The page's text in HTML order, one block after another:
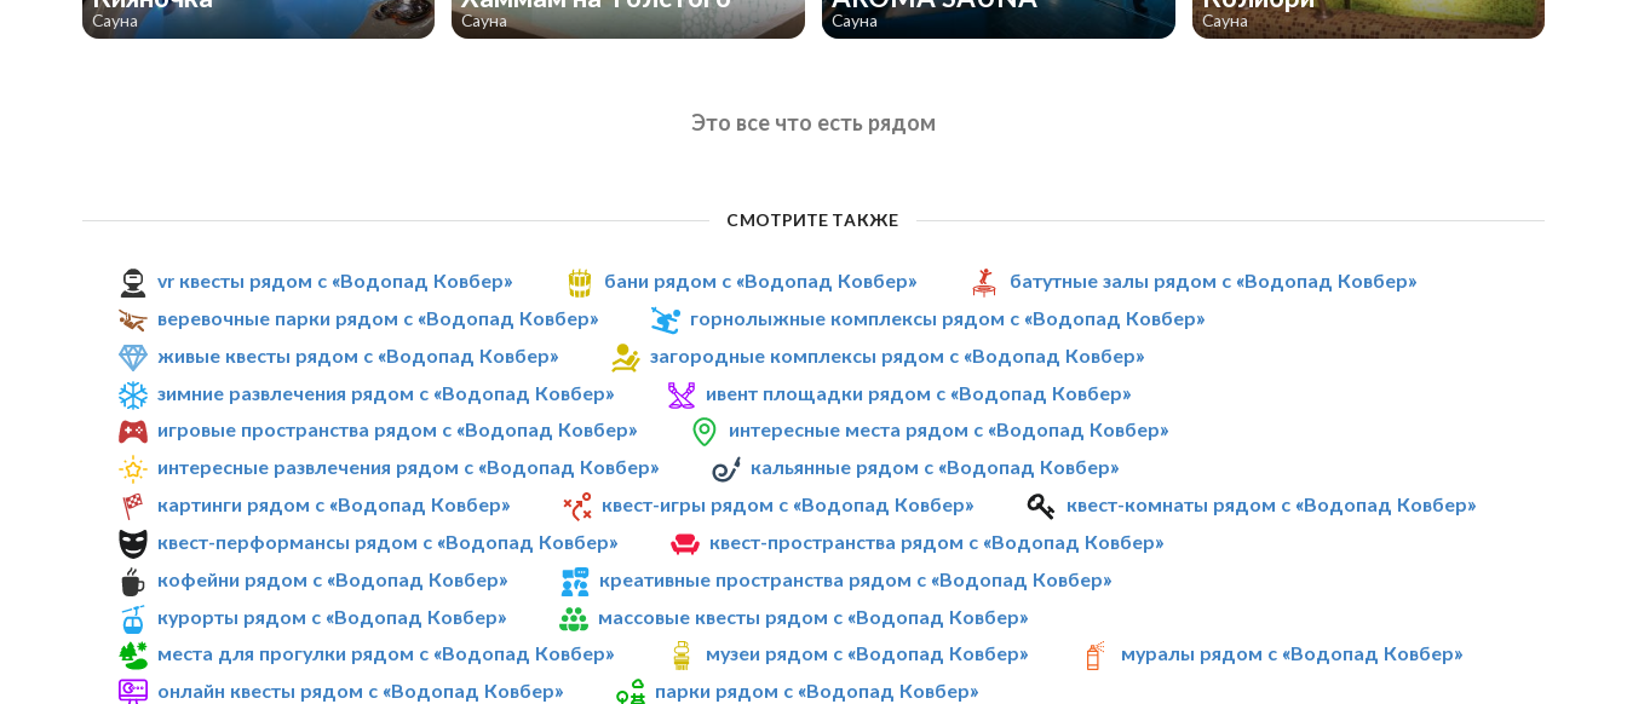
Сауна Сауна Сауна Сауна
Это все что есть рядом
СМОТРИТЕ ТАКЖЕ
vr квесты рядом с «Водопад Ковбер» бани рядом с «Водопад Ковбер»
батутные залы рядом с «Водопад Ковбер»
веревочные парки рядом с «Водопад Ковбер»
горнолыжные комплексы рядом с «Водопад Ковбер»
живые квесты рядом с «Водопад Ковбер»
загородные комплексы рядом с «Водопад Ковбер»
зимние развлечения рядом с «Водопад Ковбер»
ивент площадки рядом с «Водопад Ковбер»
игровые пространства рядом с «Водопад Ковбер»
интересные места рядом с «Водопад Ковбер»
интересные развлечения рядом с «Водопад Ковбер»
кальянные рядом с «Водопад Ковбер»
картинги рядом с «Водопад Ковбер»
квест-игры рядом с «Водопад Ковбер»
квест-комнаты рядом с «Водопад Ковбер»
квест-перформансы рядом с «Водопад Ковбер»
квест-пространства рядом с «Водопад Ковбер»
кофейни рядом с «Водопад Ковбер»
креативные пространства рядом с «Водопад Ковбер»
курорты рядом с «Водопад Ковбер»
массовые квесты рядом с «Водопад Ковбер»
места для прогулки рядом с «Водопад Ковбер»
музеи рядом с «Водопад Ковбер»
муралы рядом с «Водопад Ковбер»
онлайн квесты рядом с «Водопад Ковбер»
парки рядом с «Водопад Ковбер»